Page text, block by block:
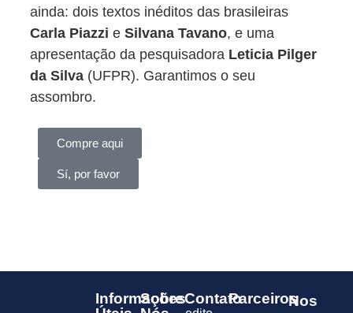
ainda: dois textos inéditos das brasileiras
Carla Piazzi e Silvana Tavano, e uma
apresentação da pesquisadora Leticia Pilger
da Silva (UFPR). Garantimos o seu
assombro.
Compre aqui
Sí, por favor
Informações
SobreContatoParceirosNos